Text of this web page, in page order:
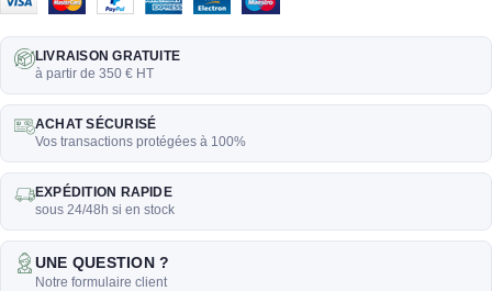
LIVRAISON GRATUITE
à partir de 350 € HT
ACHAT SÉCURISÉ
Vos transactions protégées à 100%
EXPÉDITION RAPIDE
sous 24/48h si en stock
UNE QUESTION ?
Notre formulaire client